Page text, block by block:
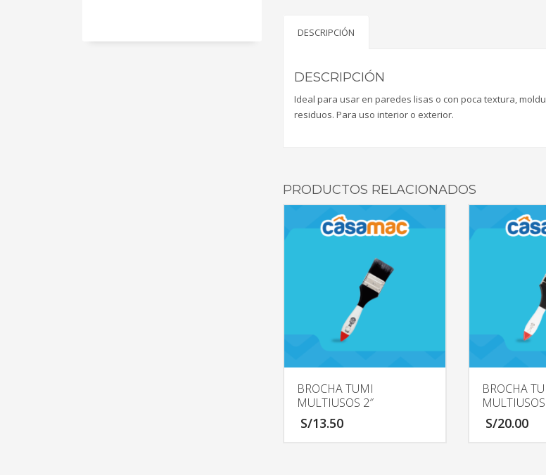
DESCRIPCIÓN
DESCRIPCIÓN
Ideal para usar en paredes lisas o con poca textura,
residuos. Para uso interior o exterior.
PRODUCTOS RELACIONADOS
BROCHA TUMI
MULTIUSOS 2″
S/13.50
BROCHA
S/20.00